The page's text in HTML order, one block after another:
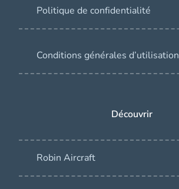
Politique de confidentialité
Conditions générales d’utilisation
Découvrir
Robin Aircraft